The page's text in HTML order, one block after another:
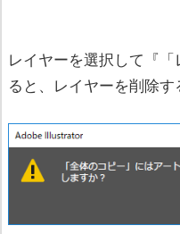
レイヤーを選択して『
ると、レイヤーを削除す